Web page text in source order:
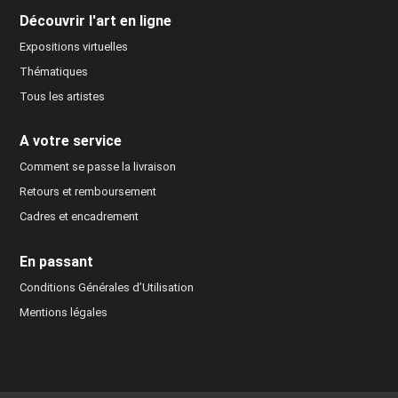
Découvrir l'art en ligne
Expositions virtuelles
Thématiques
Tous les artistes
A votre service
Comment se passe la livraison
Retours et remboursement
Cadres et encadrement
En passant
Conditions Générales d’Utilisation
Mentions légales